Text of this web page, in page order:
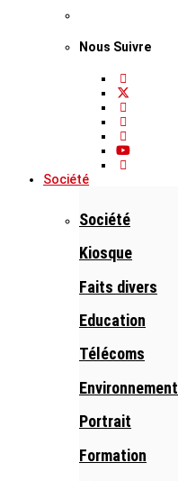
Nous Suivre
Société
Société
Kiosque
Faits divers
Education
Télécoms
Environnement
Portrait
Formation